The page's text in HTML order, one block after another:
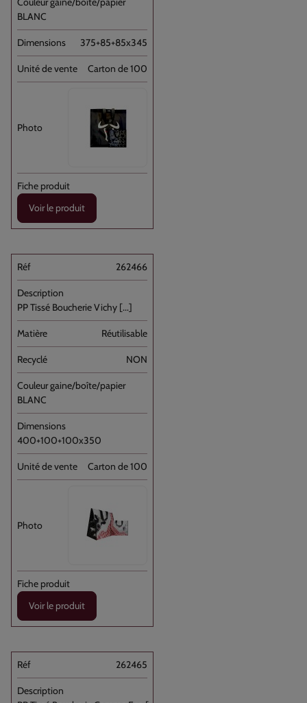
BLANC
375+85+85x345
Carton de 100
Voir le produit
262466
PP Tissé Boucherie Vichy [...]
Réutilisable
NON
BLANC
400+100+100x350
Carton de 100
Voir le produit
262465